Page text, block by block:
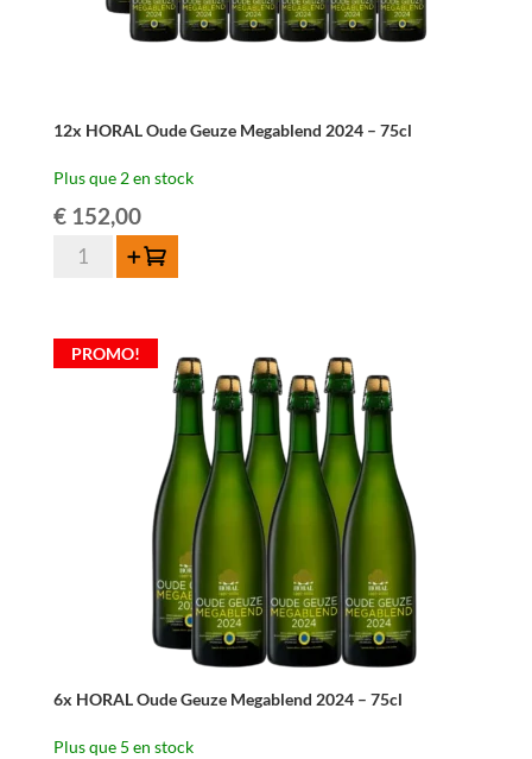
12x HORAL Oude Geuze Megablend 2024 – 75cl
Plus que 2 en stock
€152,00
quantité
Oude
Ajouter au panier
PROMO!
6x HORAL Oude Geuze Megablend 2024 – 75cl
Plus que 5 en stock